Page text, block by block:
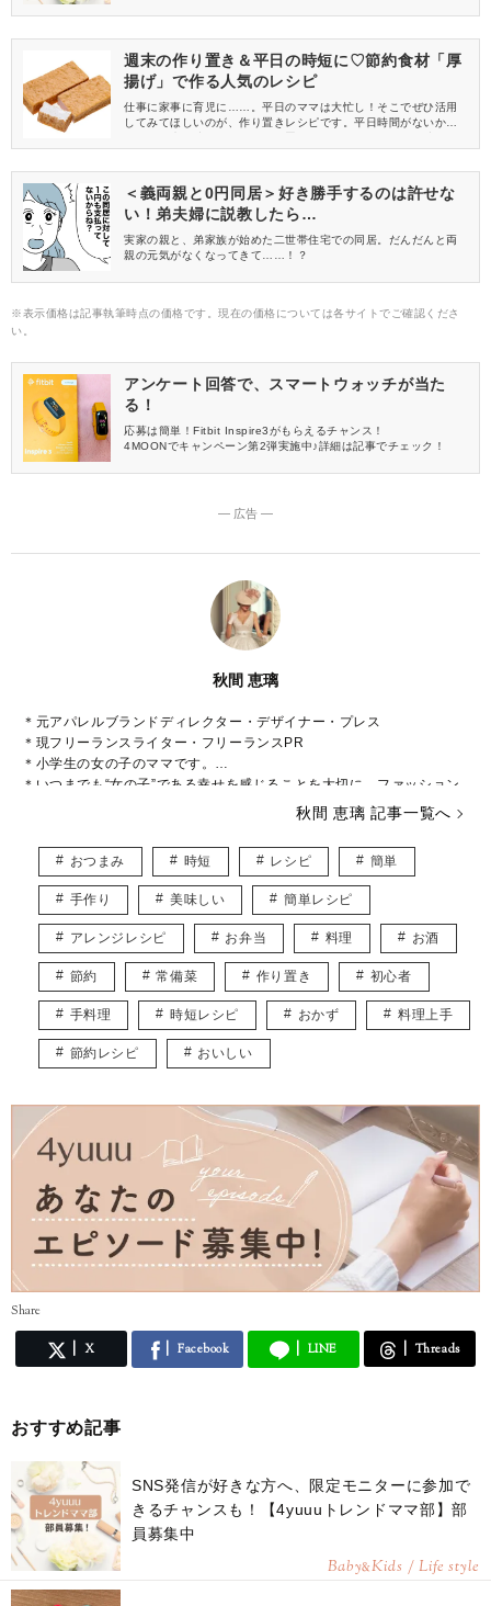
信してくれる方を募集しています！
週末の作り置き＆平日の時短に♡節約食材「厚
揚げ」で作る人気のレシピ
仕事に家事に育児に……。平日のママは大忙し！そこでぜひ活用
してみてほしいのが、作り置きレシピです。平日時間がないから
短縮することができますよ。今回ご紹介するのは、節約食材「厚
＜義両親と0円同居＞好き勝手するのは許せな
い！弟夫婦に説教したら…
実家の親と、弟家族が始めた二世帯住宅での同居。だんだんと両
親の元気がなくなってきて……！？
※表示価格は記事執筆時点の価格です。現在の価格については各サイトでご確認くださ
い。
アンケート回答で、スマートウォッチが当た
る！
応募は簡単！Fitbit Inspire3がもらえるチャンス！
4MOONでキャンペーン第2弾実施中♪詳細は記事でチェック！
― 広告 ―
秋間 恵璃
＊元アパレルブランドディレクター・デザイナー・プレス
＊現フリーランスライター・フリーランスPR
＊小学生の女の子のママです。
＊いつまでも“女の子”である幸せを感じることを大切に、ファッション
や美容などに関心をもって日々過ごしております♡
インスタグラム* @eriusa0325
https://instagram.com/eriusa0325/
メール* eriusa0325@gmail.com
(コンタクトはインスタグラムのDM、メールアドレスへお願いいたしま
※恐れ入りますが、商品に関してのご質問にはお答えしかねます。
秋間 恵璃 記事一覧へ
おつまみ 時短 レシピ 簡単
手作り 美味しい 簡単レシピ
アレンジレシピ お弁当 料理 お酒
節約 常備菜 作り置き 初心者
手料理 時短レシピ おかず 料理上手
節約レシピ おいしい
Share
X Facebook LINE Threads
おすすめ記事
SNS発信が好きな方へ、限定モニターに参加で
きるチャンスも！【4yuuuトレンドママ部】部
員募集中
Baby&Kids / Life style